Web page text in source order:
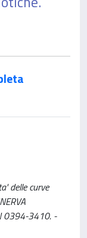
delle curve
0394-3410. -